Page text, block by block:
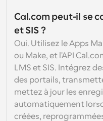
Cal.com peut-il se
et SIS ?
Oui. Utilisez le Apps
ou Make, et l'API
LMS et SIS. Intégrez
des portails,
mettez à jour les
automatiquement
créées,